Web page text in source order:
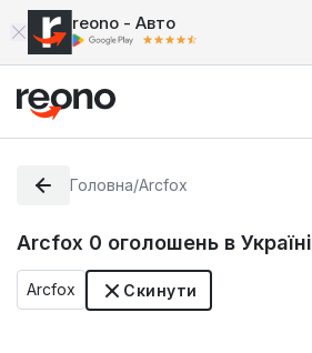
reono - Авто
Головна/Arcfox
Arcfox 0 оголошень в Україні
Arcfox Скинути